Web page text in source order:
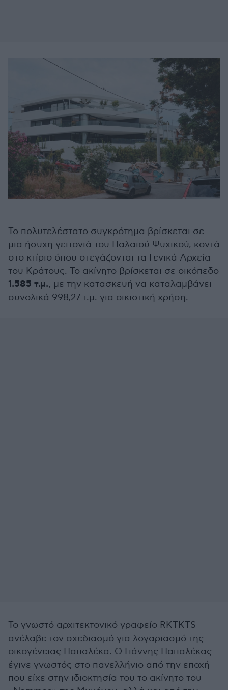
Το πολυτελέστατο συγκρότημα βρίσκεται σε
μια ήσυχη γειτονιά του Παλαιού Ψυχικού, κοντά
στο κτίριο όπου στεγάζονται τα Γενικά Αρχεία
του Κράτους. Το ακίνητο βρίσκεται σε οικόπεδο
1.585 τ.μ., με την κατασκευή να καταλαμβάνει
συνολικά 998,27 τ.μ. για οικιστική χρήση.
Το γνωστό αρχιτεκτονικό γραφείο RKTKTS
ανέλαβε τον σχεδιασμό για λογαριασμό της
οικογένειας Παπαλέκα. Ο Γιάννης Παπαλέκας
έγινε γνωστός στο πανελλήνιο από την εποχή
που είχε στην ιδιοκτησία του το ακίνητο του